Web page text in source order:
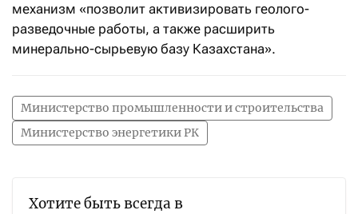
механизм «позволит активизировать геолого-
разведочные работы, а также расширить
минерально-сырьевую базу Казахстана».
Министерство промышленности и строительства
Министерство энергетики РК
Хотите быть всегда в